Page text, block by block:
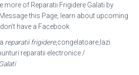
more of Reparatii Frigidere Galati by
this Page, learn about upcoming
have a Facebook
reparatii frigidere,congelatoare,lazi
reparatii electronice /
Galati